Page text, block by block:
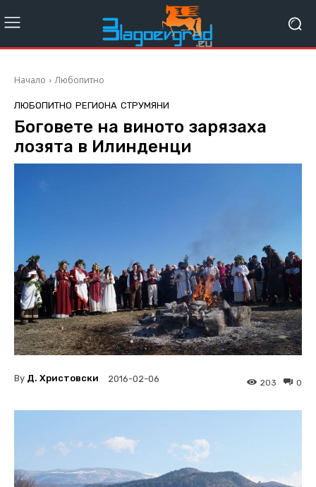
Начало Любопитно
ЛЮБОПИТНО РЕГИОНА СТРУМЯНИ
Боговете на виното зарязаха
лозята в Илинденци
By Д. Христовски 2016-02-06 0
203